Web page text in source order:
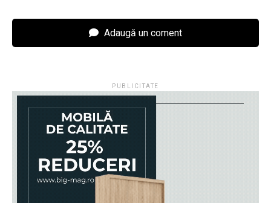
Adaugă un coment
PUBLICITATE